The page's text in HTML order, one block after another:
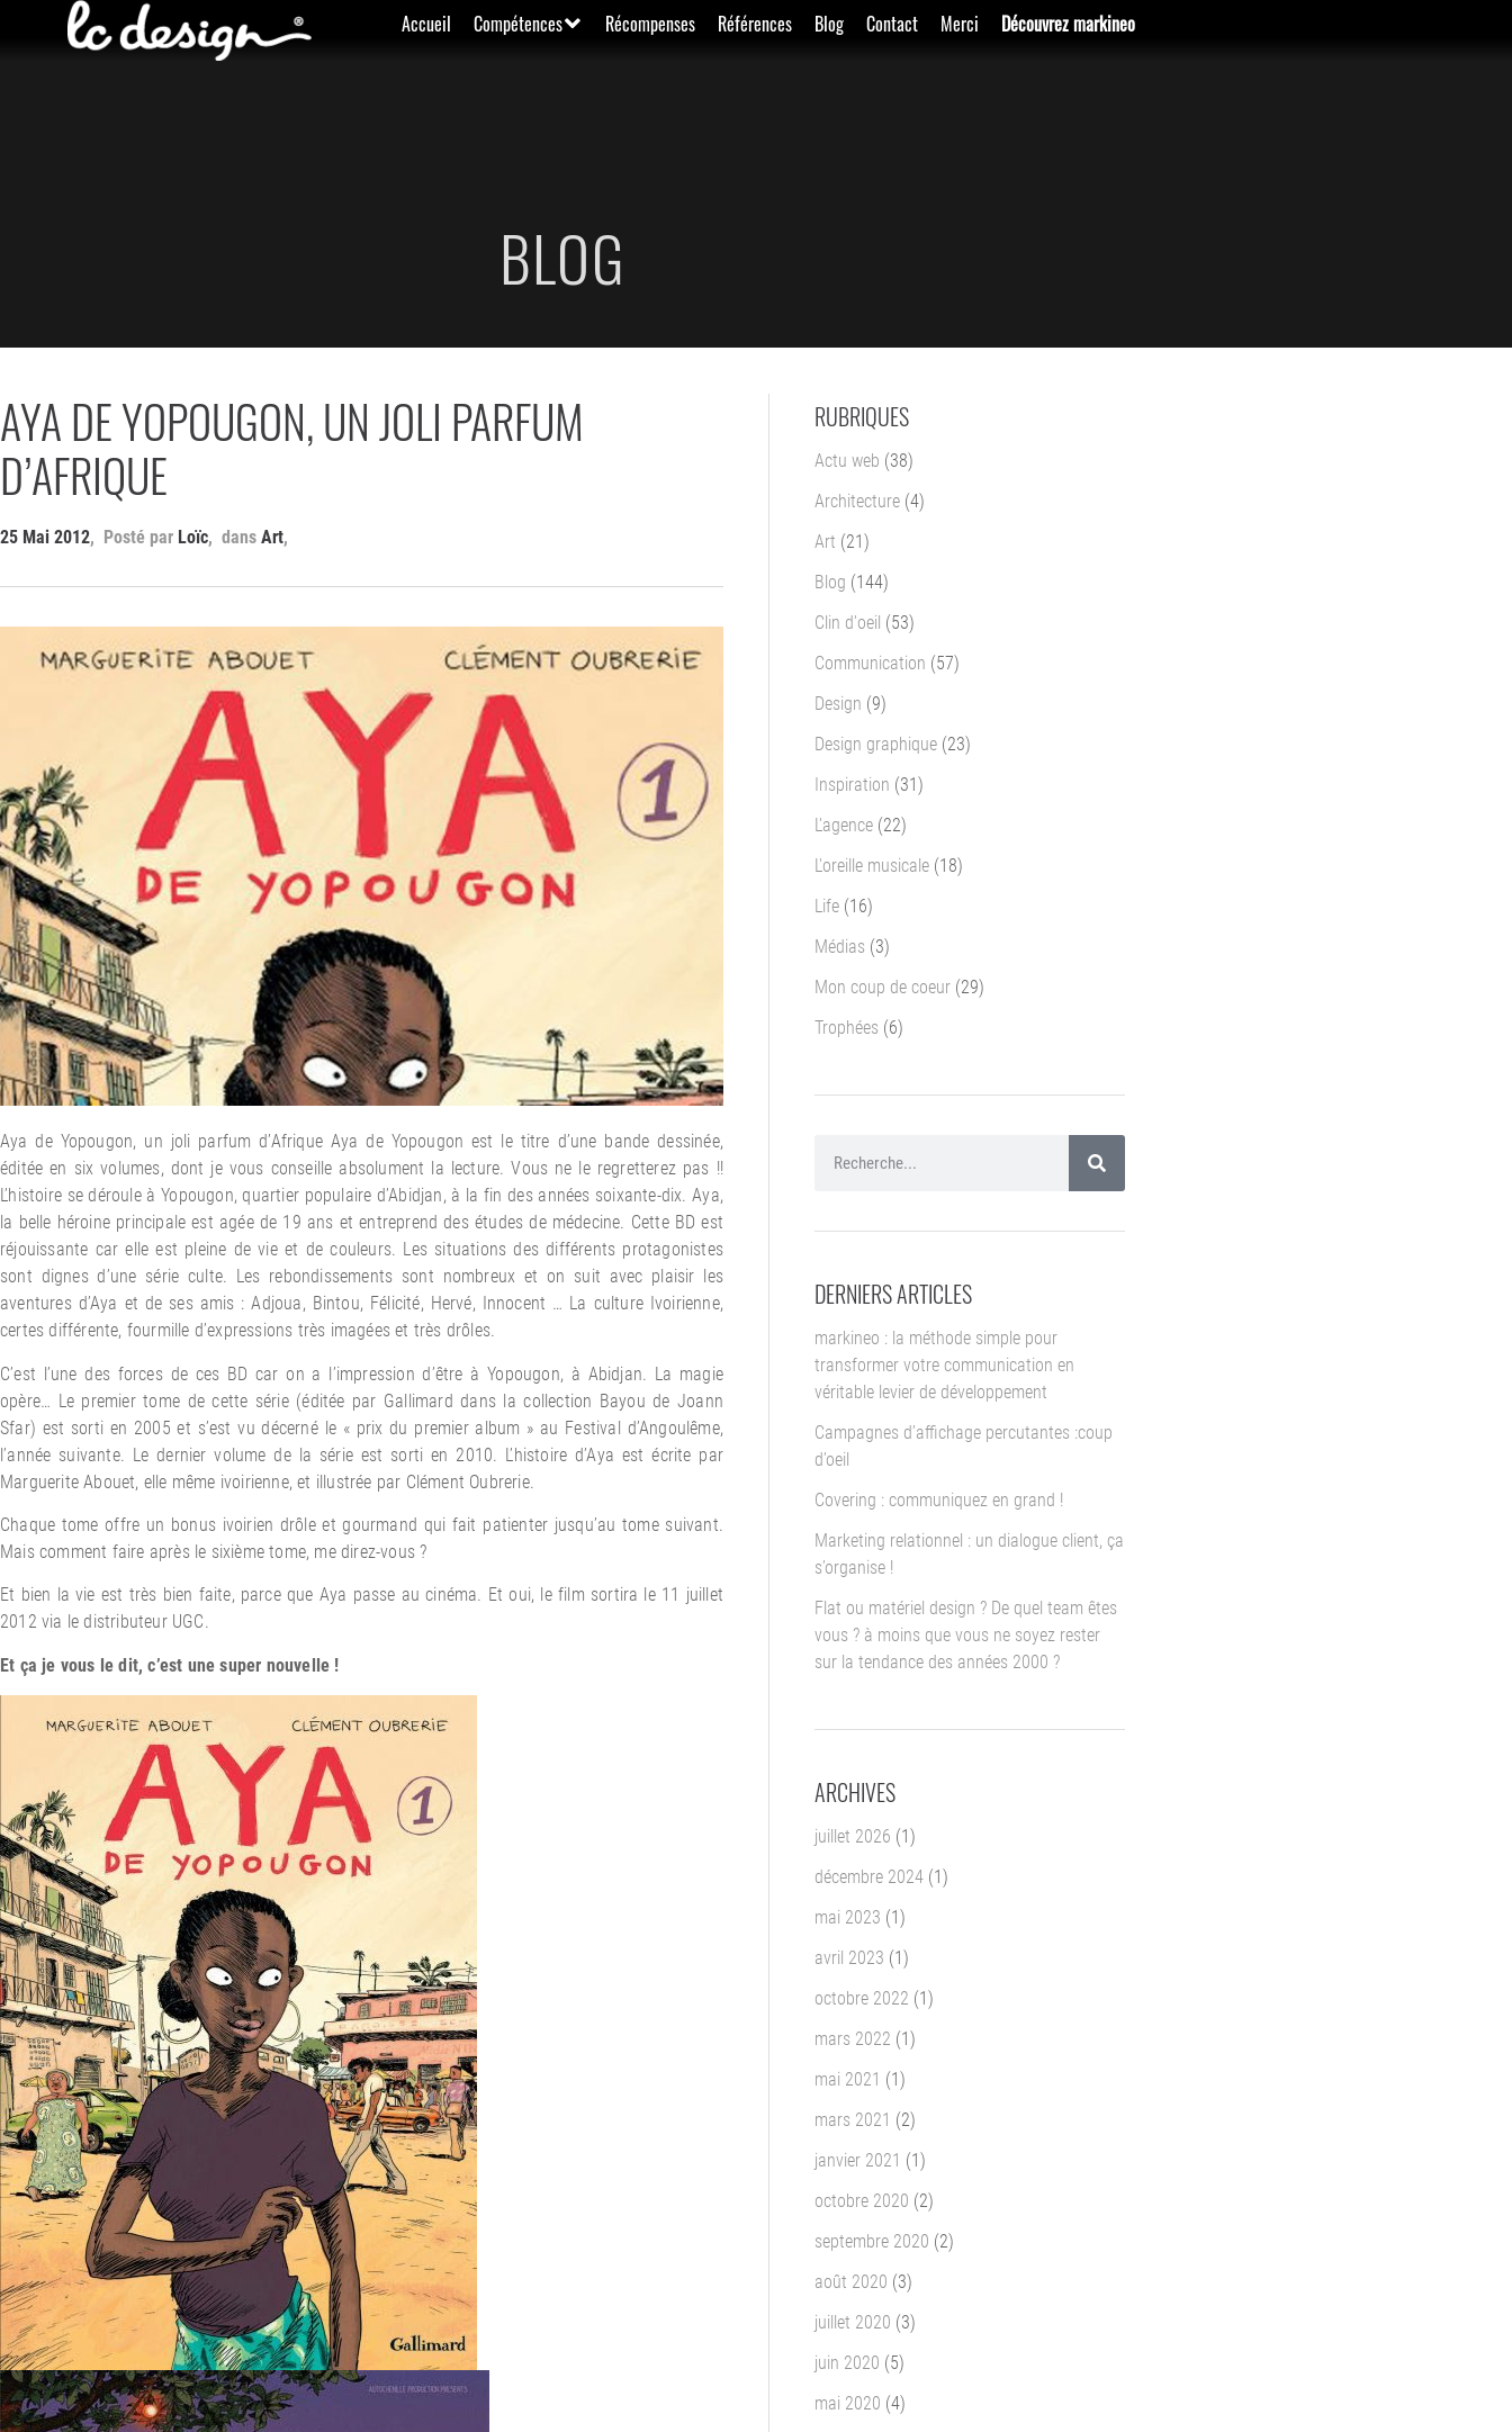
Accueil Compétences Récompenses Références Blog Contact Merci Découvrez markineo
BLOG
AYA DE YOPOUGON, UN JOLI PARFUM
D’AFRIQUE
25 Mai 2012 Loïc Art
Aya de Yopougon, un joli parfum d’Afrique Aya de Yopougon est le titre d’une bande dessinée,
éditée en six volumes, dont je vous conseille absolument la lecture. Vous ne le regretterez pas !!
L’histoire se déroule à Yopougon, quartier populaire d’Abidjan, à la fin des années soixante-dix. Aya,
la belle héroine principale est agée de 19 ans et entreprend des études de médecine. Cette BD est
réjouissante car elle est pleine de vie et de couleurs. Les situations des différents protagonistes
sont dignes d’une série culte. Les rebondissements sont nombreux et on suit avec plaisir les
aventures d’Aya et de ses amis : Adjoua, Bintou, Félicité, Hervé, Innocent … La culture Ivoirienne,
certes différente, fourmille d’expressions très imagées et très drôles.
C’est l’une des forces de ces BD car on a l’impression d’être à Yopougon, à Abidjan. La magie
opère… Le premier tome de cette série (éditée par Gallimard dans la collection Bayou de Joann
Sfar) est sorti en 2005 et s’est vu décerné le « prix du premier album » au Festival d’Angoulême,
l’année suivante. Le dernier volume de la série est sorti en 2010. L’histoire d’Aya est écrite par
Marguerite Abouet, elle même ivoirienne, et illustrée par Clément Oubrerie.
Chaque tome offre un bonus ivoirien drôle et gourmand qui fait patienter jusqu’au tome suivant.
Mais comment faire après le sixième tome, me direz-vous ?
Et bien la vie est très bien faite, parce que Aya passe au cinéma. Et oui, le film sortira le 11 juillet
2012 via le distributeur UGC.
Et ça je vous le dit, c’est une super nouvelle !
RUBRIQUES
Actu web (38)
Architecture (4)
Art (21)
Blog (144)
Clin d'oeil (53)
Communication (57)
Design (9)
Design graphique (23)
Inspiration (31)
L'agence (22)
L'oreille musicale (18)
Life (16)
Médias (3)
Mon coup de coeur (29)
Trophées (6)
DERNIERS ARTICLES
markineo : la méthode simple pour
transformer votre communication en
véritable levier de développement
Campagnes d’affichage percutantes :coup
d’oeil
Covering : communiquez en grand !
Marketing relationnel : un dialogue client, ça
s’organise !
Flat ou matériel design ? De quel team êtes
vous ? à moins que vous ne soyez rester
sur la tendance des années 2000 ?
ARCHIVES
juillet 2026 (1)
décembre 2024 (1)
mai 2023 (1)
avril 2023 (1)
octobre 2022 (1)
mars 2022 (1)
mai 2021 (1)
mars 2021 (2)
janvier 2021 (1)
octobre 2020 (2)
septembre 2020 (2)
août 2020 (3)
juillet 2020 (3)
juin 2020 (5)
mai 2020 (4)